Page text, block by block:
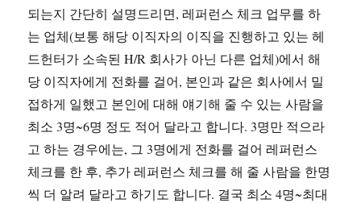
되는지 간단히 설명드리면, 레퍼런스 체크 업무를 하
는 업체(보통 해당 이직자의 이직을 진행하고 있는 헤
드헌터가 소속된 H/R 회사가 아닌 다른 업체)에서 해
당 이직자에게 전화를 걸어, 본인과 같은 회사에서 밀
접하게 일했고 본인에 대해 얘기해 줄 수 있는 사람을
최소 3명~6명 정도 적어 달라고 합니다. 3명만 적으라
고 하는 경우에는, 그 3명에게 전화를 걸어 레퍼런스
체크를 한 후, 추가 레퍼런스 체크를 해 줄 사람을 한명
씩 더 알려 달라고 하기도 합니다. 결국 최소 4명~최대